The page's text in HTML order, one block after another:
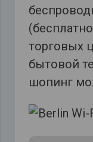
торговых
бытовой
шопинг